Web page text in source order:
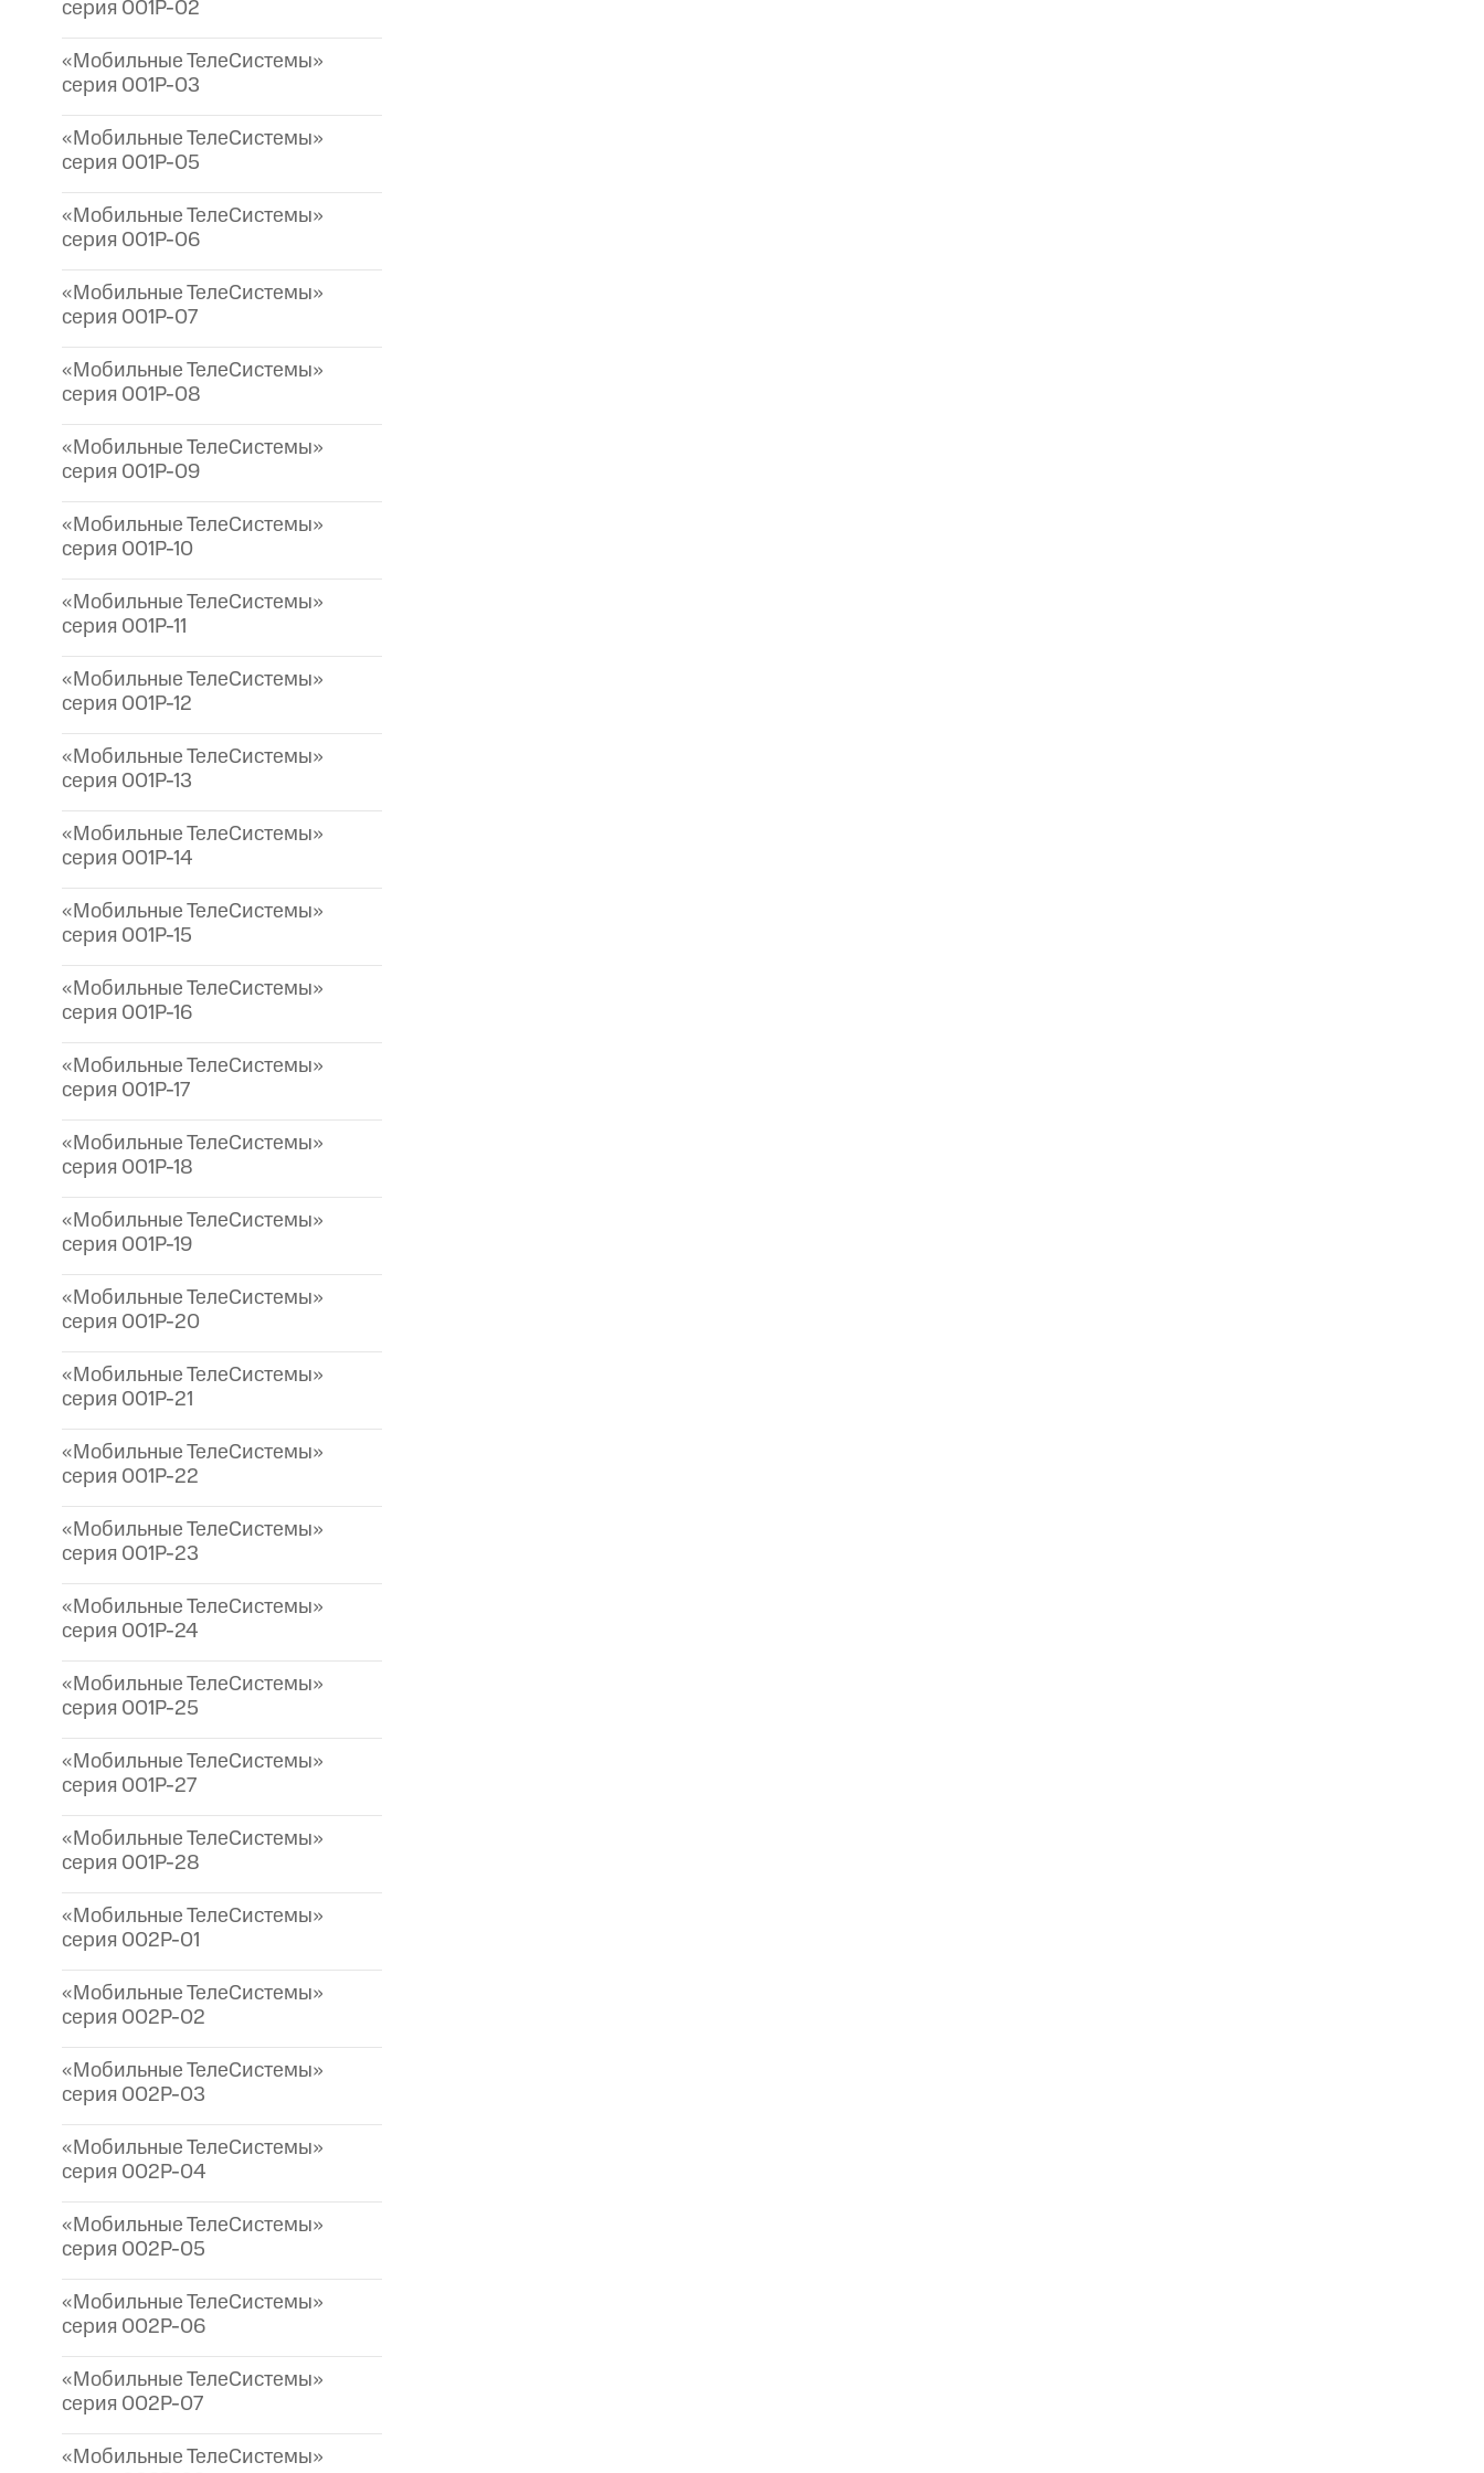
серия 001P-02
«Мобильные ТелеСистемы»
серия 001P-03
«Мобильные ТелеСистемы»
серия 001P-05
«Мобильные ТелеСистемы»
серия 001P-06
«Мобильные ТелеСистемы»
серия 001P-07
«Мобильные ТелеСистемы»
серия 001P-08
«Мобильные ТелеСистемы»
серия 001P-09
«Мобильные ТелеСистемы»
серия 001P-10
«Мобильные ТелеСистемы»
серия 001P-11
«Мобильные ТелеСистемы»
серия 001P-12
«Мобильные ТелеСистемы»
серия 001P-13
«Мобильные ТелеСистемы»
серия 001P-14
«Мобильные ТелеСистемы»
серия 001P-15
«Мобильные ТелеСистемы»
серия 001P-16
«Мобильные ТелеСистемы»
серия 001P-17
«Мобильные ТелеСистемы»
серия 001P-18
«Мобильные ТелеСистемы»
серия 001P-19
«Мобильные ТелеСистемы»
серия 001P-20
«Мобильные ТелеСистемы»
серия 001P-21
«Мобильные ТелеСистемы»
серия 001P-22
«Мобильные ТелеСистемы»
серия 001P-23
«Мобильные ТелеСистемы»
серия 001P-24
«Мобильные ТелеСистемы»
серия 001P-25
«Мобильные ТелеСистемы»
серия 001P-27
«Мобильные ТелеСистемы»
серия 001P-28
«Мобильные ТелеСистемы»
серия 002P-01
«Мобильные ТелеСистемы»
серия 002P-02
«Мобильные ТелеСистемы»
серия 002P-03
«Мобильные ТелеСистемы»
серия 002P-04
«Мобильные ТелеСистемы»
серия 002P-05
«Мобильные ТелеСистемы»
серия 002P-06
«Мобильные ТелеСистемы»
серия 002P-07
«Мобильные ТелеСистемы»